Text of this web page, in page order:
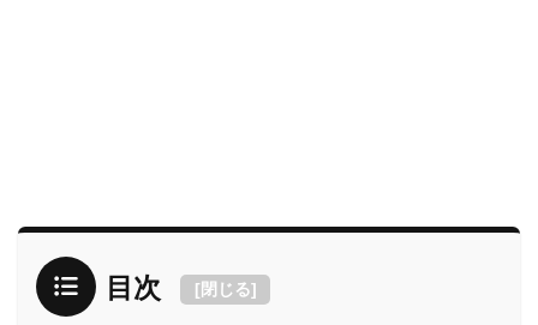
目次 [閉じる]